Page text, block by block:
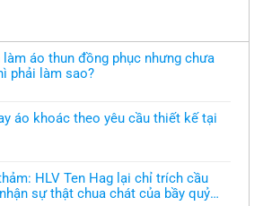
áo thun đồng phục nhưng chưa
phải làm sao?
áo khoác theo yêu cầu thiết kế tại
HLV Ten Hag lại chỉ trích cầu
sự thật chua chát của bầy quỷ